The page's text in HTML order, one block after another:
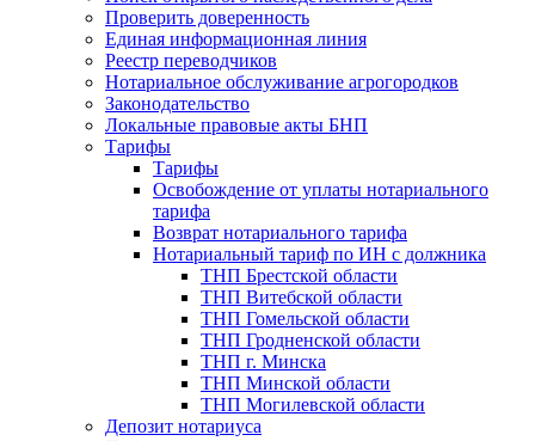
Проверить доверенность
Единая информационная линия
Реестр переводчиков
Нотариальное обслуживание агрогородков
Законодательство
Локальные правовые акты БНП
Тарифы
Тарифы
Освобождение от уплаты нотариального
тарифа
Возврат нотариального тарифа
Нотариальный тариф по ИН с должника
ТНП Брестской области
ТНП Витебской области
ТНП Гомельской области
ТНП Гродненской области
ТНП г. Минска
ТНП Минской области
ТНП Могилевской области
Депозит нотариуса